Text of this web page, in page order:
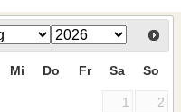
Mi Do Fr Sa So
1
2